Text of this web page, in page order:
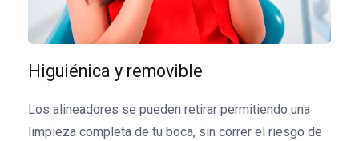
Higuiénica y removible
Los alineadores se pueden retirar permitiendo una
limpieza completa de tu boca, sin correr el riesgo de